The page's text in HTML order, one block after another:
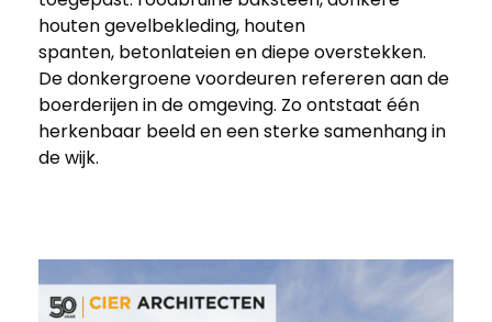
houten gevelbekleding, houten
spanten, betonlateien en diepe overstekken.
De donkergroene voordeuren refereren aan de
boerderijen in de omgeving. Zo ontstaat één
herkenbaar beeld en een sterke samenhang in
de wijk.